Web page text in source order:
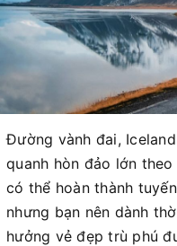
Đường vành đai,
quanh hòn đảo lớn
có thể hoàn thành
nhưng bạn nên dành
hưởng vẻ đẹp trù phú